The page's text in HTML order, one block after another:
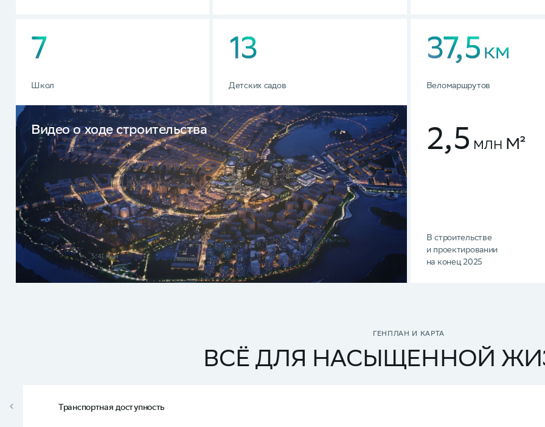
7
Школ
13
Детских садов
37,5 КМ
Веломаршрутов
Видео о ходе строительства
Смотреть видео5:41 мин
2,5 МЛН М²
В строительстве
и проектировании
на конец 2025
ГЕНПЛАН И КАРТА
ВСЁ ДЛЯ НАСЫЩЕННОЙ
Транспортная доступность